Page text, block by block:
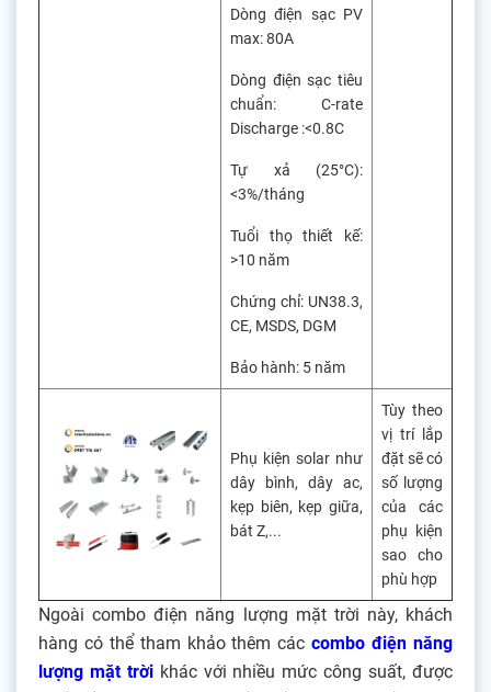
Dòng điện sạc PV
max: 80A
Dòng điện sạc tiêu
chuẩn: C-rate
Discharge :<0.8C
Tự xả (25°C):
<3%/tháng
Tuổi thọ thiết kế:
>10 năm
Chứng chỉ: UN38.3,
CE, MSDS, DGM
Bảo hành: 5 năm
Phụ kiện solar như
dây bình, dây ac,
kẹp biên, kẹp giữa,
bát Z,...
Tùy theo
vị trí lắp
đặt sẽ có
số lượng
của các
phụ kiện
sao cho
phù hợp
Ngoài combo điện năng lượng mặt trời này, khách
hàng có thể tham khảo thêm cáccombo điện năng
lượng mặt trờikhác với nhiều mức công suất, được